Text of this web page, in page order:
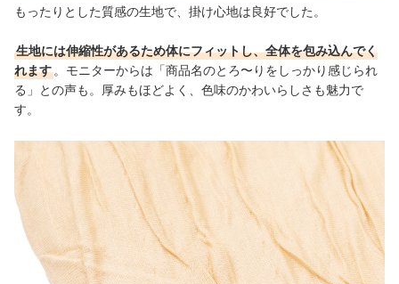
もったりとした質感の生地で、掛け心地は良好でした。
生地には伸縮性があるため体にフィットし、全体を包み込んでく
れます。モニターからは「商品名のとろ〜りをしっかり感じられ
る」との声も。厚みもほどよく、色味のかわいらしさも魅力で
す。